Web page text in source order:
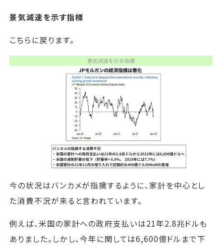
景気減速を示す指標
こちらに戻ります。
今の状況はバンカメが指摘するように、家計を中心とし
た消費不況が来ると言われています。
例えば、米国の家計への政府支払いは21年2.8兆ドルも
ありました。しかし、今年に関しては6,600億ドルまで下